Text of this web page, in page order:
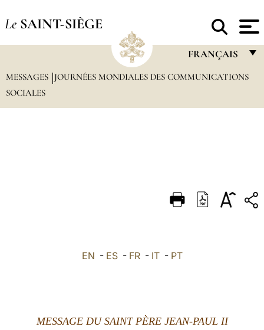
Le SAINT-SIÈGE
FRANÇAIS
FRANÇAIS
DEUTSCH
MESSAGES
JOURNÉES MONDIALES DES COMMUNICATIONS
SOCIALES
EN - ES- FR- IT- PT
MESSAGE DU SAINT PÈRE JEAN-PAUL II